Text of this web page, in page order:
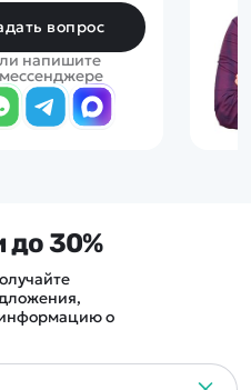
вопрос
напишите
до 30%
о